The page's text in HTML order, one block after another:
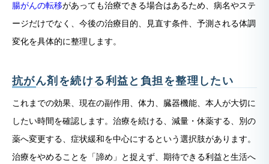
腸がんの転移があっても治療できる場合はあるため、病名やステ
ージだけでなく、今後の治療目的、見直す条件、予測される体調
変化を具体的に整理します。
抗がん剤を続ける利益と負担を整理したい
これまでの効果、現在の副作用、体力、臓器機能、本人が大切に
したい時間を確認します。治療を続ける、減量・休薬する、別の
薬へ変更する、症状緩和を中心にするという選択肢があります。
治療をやめることを「諦め」と捉えず、期待できる利益と生活へ